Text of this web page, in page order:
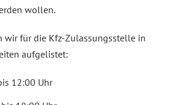
wollen.
wir für die Kfz-Zulassungsstelle in
aufgelistet:
12:00 Uhr